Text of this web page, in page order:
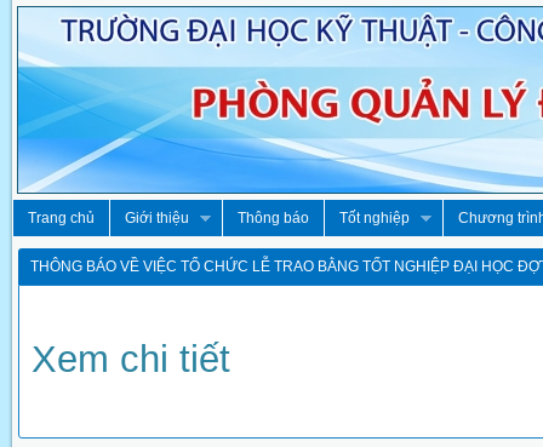
Trang chủ Giới thiệu Thông báo Tốt nghiệp Chương
THÔNG BÁO VỀ VIỆC TỔ CHỨC LỄ TRAO BẰNG TỐT NGHIỆP ĐẠI HỌC
Xem chi tiết